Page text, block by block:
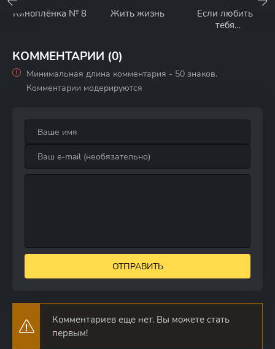
Киноплёнка № 8 Жить жизнь
Если любить
тебя
КОММЕНТАРИИ (0)
Минимальная длина комментария - 50 знаков.
Комментарии модерируются
ОТПРАВИТЬ
Комментариев еще нет. Вы можете стать
первым!